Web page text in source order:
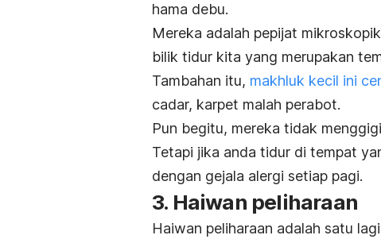
hama debu.
Mereka adalah pepijat
bilik tidur kita yang merupakan
Tambahan itu, makhluk kecil ini
cadar, karpet malah perabot.
Pun begitu, mereka tidak
Tetapi jika anda tidur di tempat
dengan gejala alergi setiap pagi.
3. Haiwan peliharaan
Haiwan peliharaan adalah satu